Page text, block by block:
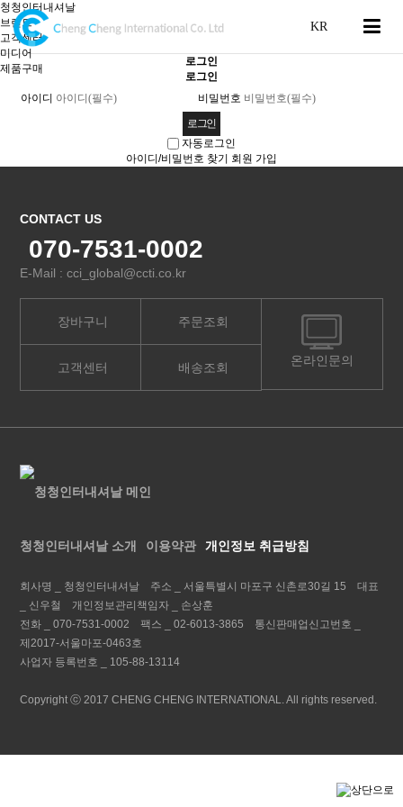
청청인터내셔날
브랜드
고객센터
미디어
제품구매
로그인
로그인
아이디
비밀번호
자동로그인
아이디/비밀번호 찾기
회원 가입
CONTACT US
070-7531-0002
E-Mail : cci_global@ccti.co.kr
장바구니
고객센터
주문조회
배송조회 온라인문의
청청인터내셔날 소개 이용약관 개인정보 취급방침
회사명 _ 청청인터내셔날 주소 _ 서울특별시 마포구 신촌로30길 15
대표
신우철 개인정보관리책임자 _
손상훈
전화 _
070-7531-0002 팩스 _ 02-6013-3865
통신판매업신고번호 _
제2017-서울마포-0463호
사업자 등록번호 _
105-88-13114
Copyright ⓒ 2017 CHENG CHENG INTERNATIONAL. All rights reserved.